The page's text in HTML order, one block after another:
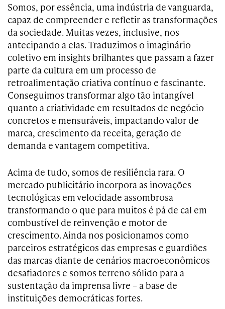
Somos, por essência, uma indústria de vanguarda,
capaz de compreender e refletir as transformações
da sociedade. Muitas vezes, inclusive, nos
antecipando a elas. Traduzimos o imaginário
coletivo em insights brilhantes que passam a fazer
parte da cultura em um processo de
retroalimentação criativa contínuo e fascinante.
Conseguimos transformar algo tão intangível
quanto a criatividade em resultados de negócio
concretos e mensuráveis, impactando valor de
marca, crescimento da receita, geração de
demanda e vantagem competitiva.
Acima de tudo, somos de resiliência rara. O
mercado publicitário incorpora as inovações
tecnológicas em velocidade assombrosa
transformando o que para muitos é pá de cal em
combustível de reinvenção e motor de
crescimento. Ainda nos posicionamos como
parceiros estratégicos das empresas e guardiões
das marcas diante de cenários macroeconômicos
desafiadores e somos terreno sólido para a
sustentação da imprensa livre – a base de
instituições democráticas fortes.